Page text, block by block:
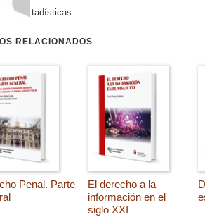
y estadísticas
RELACIONADOS
Penal. Parte
El derecho a la
información en el
siglo XXI